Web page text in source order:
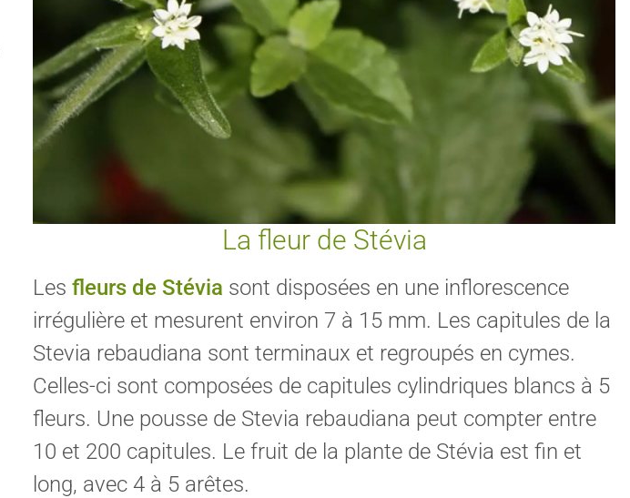
La fleur de Stévia
Les fleurs de Stévia sont disposées en une inflorescence
irrégulière et mesurent environ 7 à 15 mm. Les capitules de la
Stevia rebaudiana sont terminaux et regroupés en cymes.
Celles-ci sont composées de capitules cylindriques blancs à 5
fleurs. Une pousse de Stevia rebaudiana peut compter entre
10 et 200 capitules. Le fruit de la plante de Stévia est fin et
long, avec 4 à 5 arêtes.